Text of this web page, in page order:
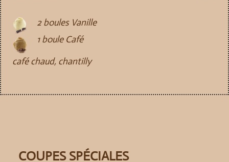
2 boules Vanille
1 boule Café
café chaud, chantilly
COUPES SPÉCIALES